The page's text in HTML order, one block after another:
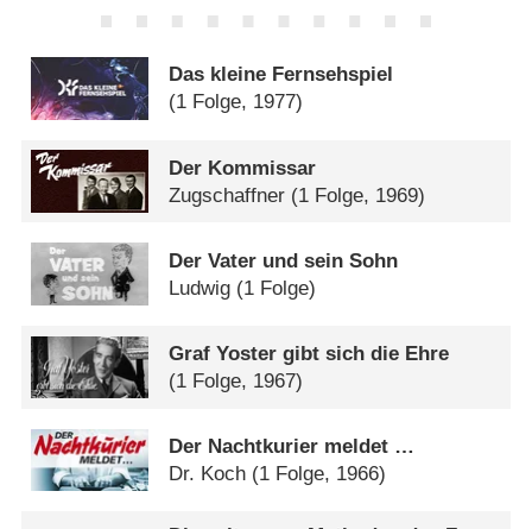
Das kleine Fernsehspiel
(1 Folge, 1977)
Der Kommissar
Zugschaffner (1 Folge, 1969)
Der Vater und sein Sohn
Ludwig (1 Folge)
Graf Yoster gibt sich die Ehre
(1 Folge, 1967)
Der Nachtkurier meldet …
Dr. Koch (1 Folge, 1966)